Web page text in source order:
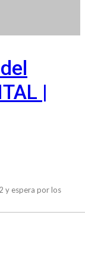
|
y espera por los